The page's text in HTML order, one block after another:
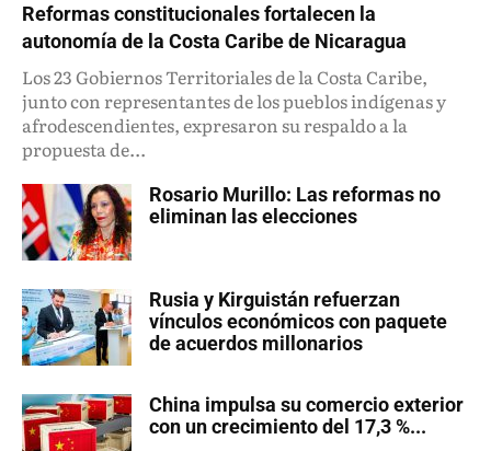
Reformas constitucionales fortalecen la
autonomía de la Costa Caribe de Nicaragua
Los 23 Gobiernos Territoriales de la Costa Caribe,
junto con representantes de los pueblos indígenas y
afrodescendientes, expresaron su respaldo a la
propuesta de...
Rosario Murillo: Las reformas no
eliminan las elecciones
Rusia y Kirguistán refuerzan
vínculos económicos con paquete
de acuerdos millonarios
China impulsa su comercio exterior
con un crecimiento del 17,3 %...